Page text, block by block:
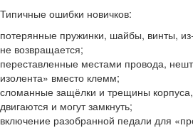
Типичные ошибки новичков:
потерянные пружинки, шайбы, винты,
не возвращается;
переставленные местами провода,
изолента» вместо клемм;
сломанные защёлки и трещины корпуса,
двигаются и могут замкнуть;
включение разобранной педали для